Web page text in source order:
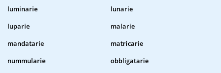
luminarie
lunarie
luparie
malarie
mandatarie
matricarie
nummularie
obbligatarie